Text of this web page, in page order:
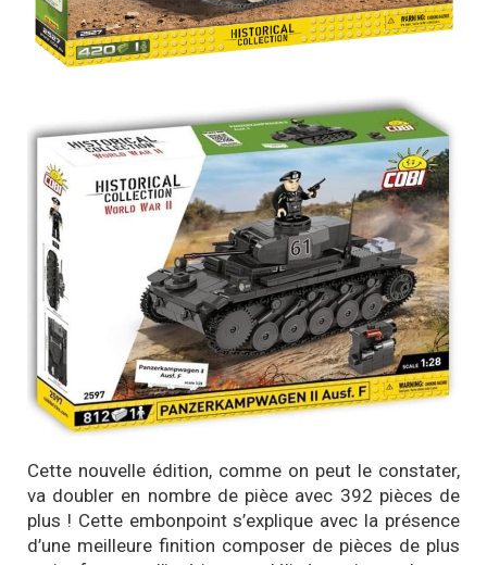
Cette nouvelle édition, comme on peut le constater,
va doubler en nombre de pièce avec 392 pièces de
plus ! Cette embonpoint s’explique avec la présence
d’une meilleure finition composer de pièces de plus